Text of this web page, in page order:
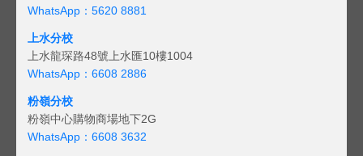
WhatsApp：5620 8881
上水分校
上水龍琛路48號上水匯10樓1004
WhatsApp：6608 2886
粉嶺分校
粉嶺中心購物商場地下2G
WhatsApp：6608 3632